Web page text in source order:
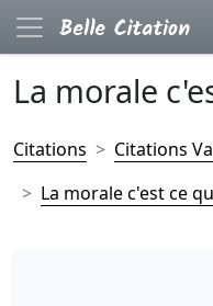
La morale
Citations
Citations
La morale c'est ce